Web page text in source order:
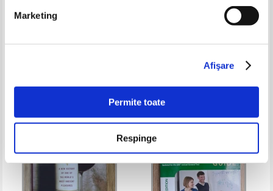
Marketing
Afişare
Permite toate
Respinge
Adaugă în coș